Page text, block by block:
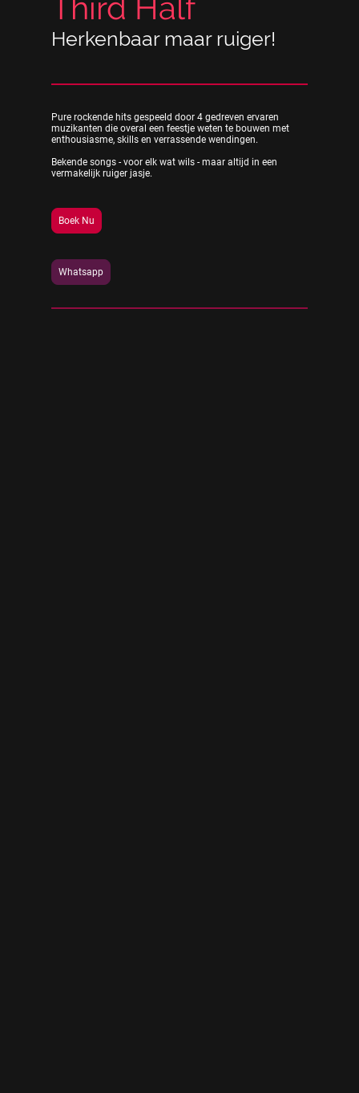
Third Half
Herkenbaar maar ruiger!
Pure rockende hits gespeeld door 4 gedreven ervaren
muzikanten die overal een feestje weten te bouwen met
enthousiasme, skills en verrassende wendingen.
Bekende songs - voor elk wat wils - maar altijd in een
vermakelijk ruiger jasje.
Boek Nu
Whatsapp